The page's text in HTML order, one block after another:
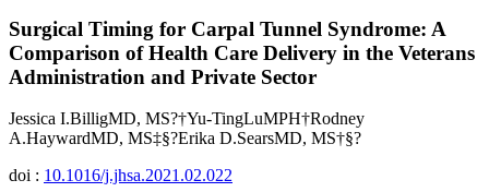
Surgical Timing for Carpal Tunnel Syndrome: A
Comparison of Health Care Delivery in the Veterans
Administration and Private Sector
Jessica I.BilligMD, MS?†Yu-TingLuMPH†Rodney
A.HaywardMD, MS‡§?Erika D.SearsMD, MS†§?
doi : 10.1016/j.jhsa.2021.02.022